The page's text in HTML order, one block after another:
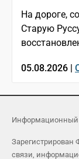
На дороге,
Старую
05.08.2026 |
Информационный
Зарегистрирован
связи,